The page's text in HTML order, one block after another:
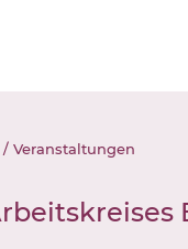
Veranstaltungen